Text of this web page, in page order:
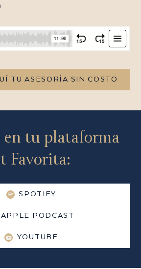
TU ASESORÍA SIN COSTO
en tu plataforma
Favorita:
SPOTIFY
APPLE PODCAST
YOUTUBE